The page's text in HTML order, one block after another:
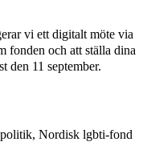
vi ett digitalt möte via
fonden och att ställa dina
den 11 september.
Nordisk lgbti-fond